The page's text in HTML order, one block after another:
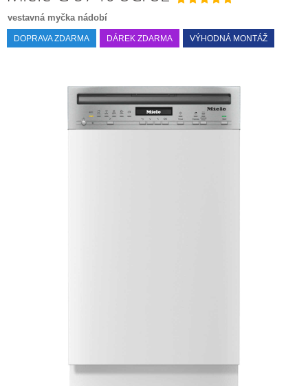
vestavná myčka nádobí
DOPRAVA ZDARMA DÁREK ZDARMA VÝHODNÁ MONTÁŽ